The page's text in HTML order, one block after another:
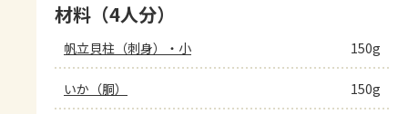
材料（4人分）
帆立貝柱（刺身）・小 150g
いか（胴） 150g